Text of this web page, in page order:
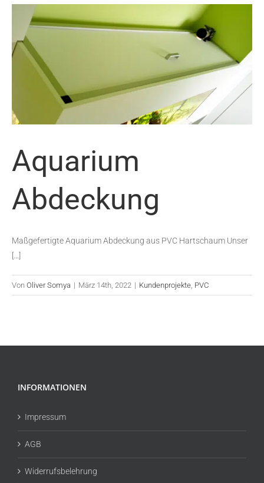
Aquarium
Abdeckung
Maßgefertigte Aquarium Abdeckung aus PVC Hartschaum Unser
[...]
Von Oliver Somya | März 14th, 2022 | Kundenprojekte, PVC
INFORMATIONEN
Impressum
AGB
Widerrufsbelehrung